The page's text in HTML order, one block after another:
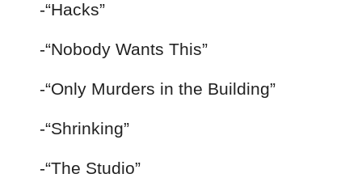
-“Hacks”
-“Nobody Wants This”
-“Only Murders in the Building”
-“Shrinking”
-“The Studio”